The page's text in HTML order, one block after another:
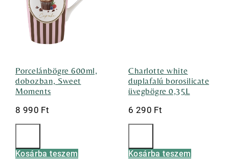
Porcelánbögre 600ml,
dobozban, Sweet
Moments
8 990 Ft
Kosárba teszem
Charlotte white
duplafalú borosilicate
üvegbögre 0,35L
6 290 Ft
Kosárba teszem